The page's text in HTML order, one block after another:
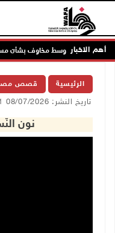
أهم الاخبار
الصعود وسط مخاوف بشأن
الرئيسية قصص
تاريخ النشر: 08/07/2026 11:01 ص
نون